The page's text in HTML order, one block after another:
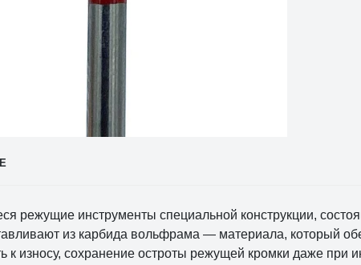
режущие инструменты специальной конструкции,
из карбида вольфрама — материала, который
к износу, сохранение остроты режущей кромки даже при